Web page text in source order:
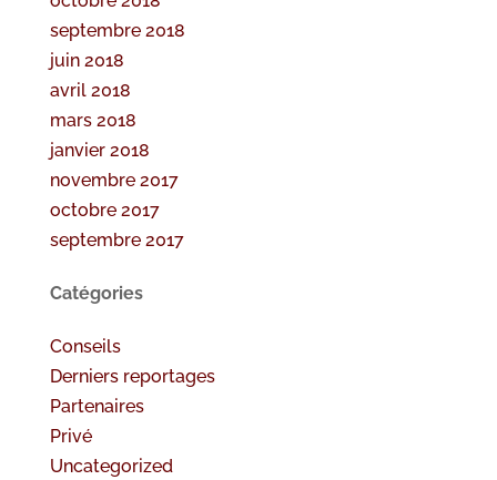
septembre 2018
juin 2018
avril 2018
mars 2018
janvier 2018
novembre 2017
octobre 2017
septembre 2017
Catégories
Conseils
Derniers reportages
Partenaires
Privé
Uncategorized